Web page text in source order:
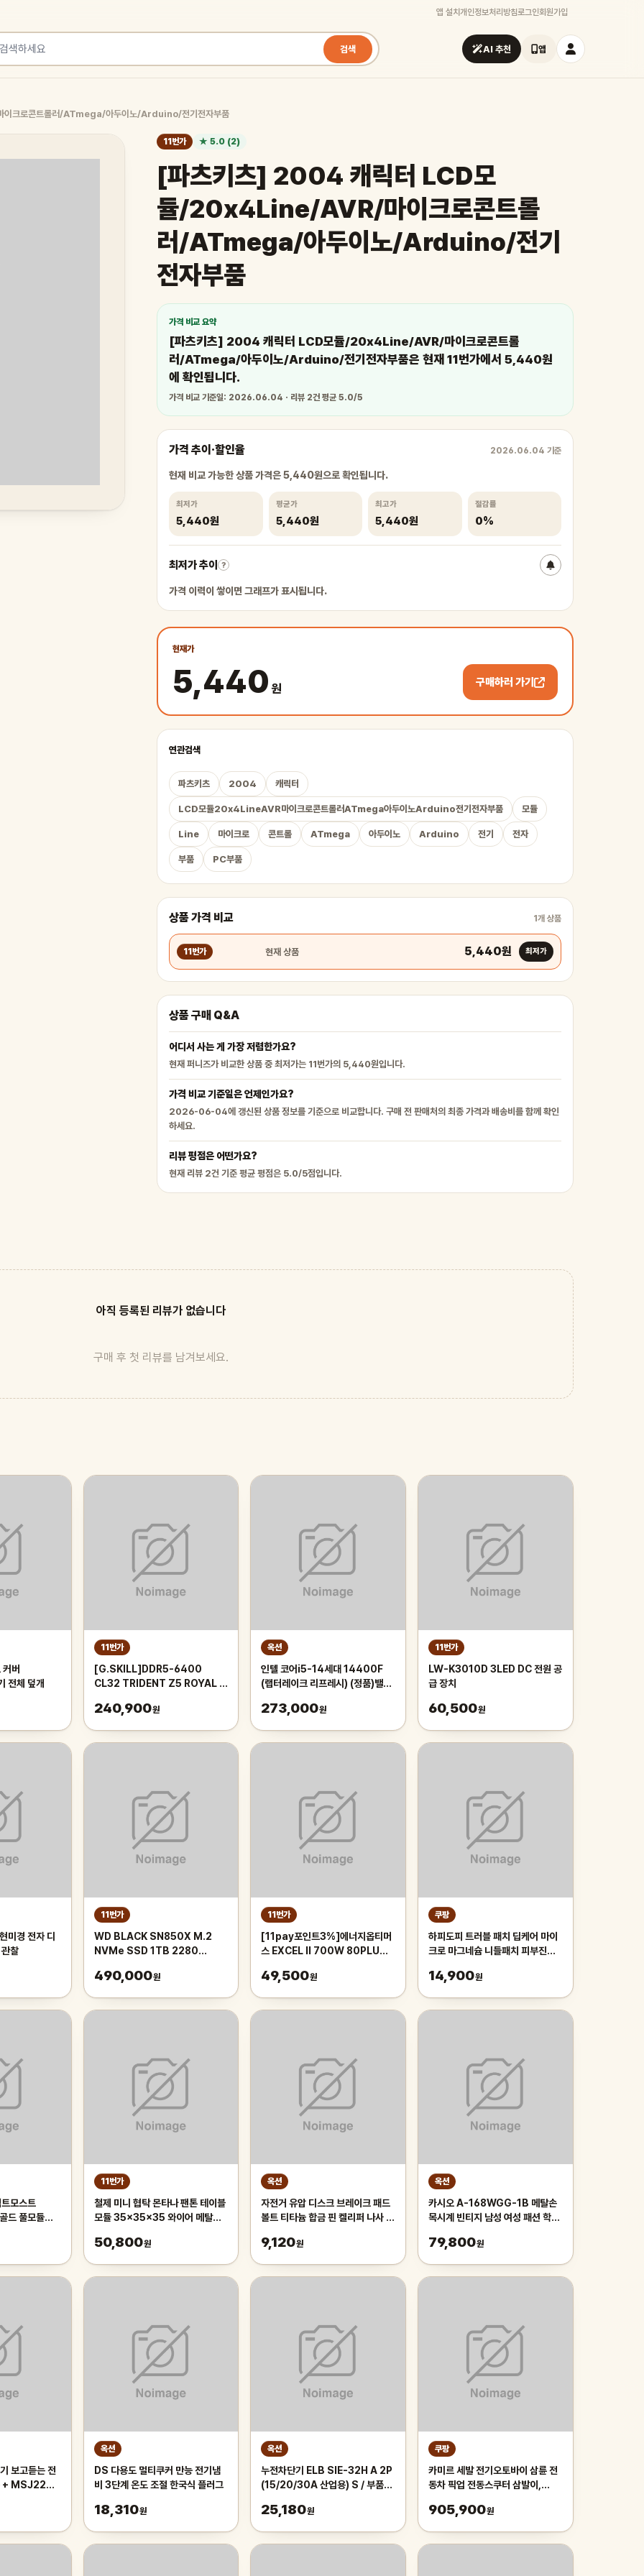
앱 설치 개인정보처리방침로그인회원가입
검색 AI 추천 앱
크로콘트롤러/ATmega/아두이노/Arduino/전기전자부품
11번가 ★ 5.0 (2)
[파츠키츠] 2004 캐릭터 LCD모
듈/20x4Line/AVR/마이크로콘트롤
러/ATmega/아두이노/Arduino/전기
전자부품
가격 비교 요약
[파츠키츠] 2004 캐릭터 LCD모듈/20x4Line/AVR/마이크로콘트롤
러/ATmega/아두이노/Arduino/전기전자부품은 현재 11번가에서 5,440원
에 확인됩니다.
가격 비교 기준일: 2026.06.04 · 리뷰 2건 평균 5.0/5
가격 추이·할인율 2026.06.04 기준
현재 비교 가능한 상품 가격은 5,440원으로 확인됩니다.
최저가
5,440원
평균가
5,440원
최고가
5,440원
절감률
0%
최저가 추이 ?
가격 이력이 쌓이면 그래프가 표시됩니다.
현재가
5,440 원 구매하러 가기
연관검색
파츠키츠 2004 캐릭터
LCD모듈20x4LineAVR마이크로콘트롤러ATmega아두이노Arduino전기전자부품 모듈
Line 마이크로 콘트롤 ATmega 아두이노 Arduino 전기 전자
부품 PC부품
상품 가격 비교 1개 상품
11번가 현재 상품 5,440원 최저가
상품 구매 Q&A
어디서 사는 게 가장 저렴한가요?
현재 퍼니즈가 비교한 상품 중 최저가는 11번가의 5,440원입니다.
가격 비교 기준일은 언제인가요?
2026-06-04에 갱신된 상품 정보를 기준으로 비교합니다. 구매 전 판매처의 최종 가격과 배송비를 함께 확인
하세요.
리뷰 평점은 어떤가요?
현재 리뷰 2건 기준 평균 평점은 5.0/5점입니다.
아직 등록된 리뷰가 없습니다
구매 후 첫 리뷰를 남겨보세요.
버
전체 덮개
11번가
[G.SKILL]DDR5-6400
CL32 TRIDENT Z5 ROYAL 실
240,900원
옥션
인텔 코어i5-14세대 14400F
(랩터레이크 리프레시) (정품)밸류
273,000원
11번가
LW-K3010D 3LED DC 전원 공
급 장치
60,500원
경 전자 디
찰
11번가
WD BLACK SN850X M.2
NVMe SSD 1TB 2280
490,000원
11번가
[11pay포인트3%]에너지옵티머
스 EXCEL II 700W 80PLUS
49,500원
쿠팡
하피도피 트러블 패치 딥케어 마이
크로 마그네슘 니들패치 피부진정
14,900원
모스트
풀모듈러
11번가
철제 미니 협탁 몬타나 팬톤 테이블
모듈 35x35x35 와이어 메탈릭
50,800원
옥션
자전거 유압 디스크 브레이크 패드
볼트 티타늄 합금 핀 켈리퍼 나사 리
M
9,120원
옥션
카시오 A-168WGG-1B 메탈손
목시계 빈티지 남성 여성 패션 학생
79,800원
보고듣는 전
+ MSJ222
4287
옥션
DS 다용도 멀티쿠커 만능 전기냄
비 3단계 온도 조절 한국식 플러그
18,310원
옥션
누전차단기 ELB SIE-32H A 2P
(15/20/30A 산업용) S / 부품/
25,180원
쿠팡
카미르 세발 전기오토바이 삼륜 전
동차 픽업 전동스쿠터 삼발이,
막 35도
905,900원